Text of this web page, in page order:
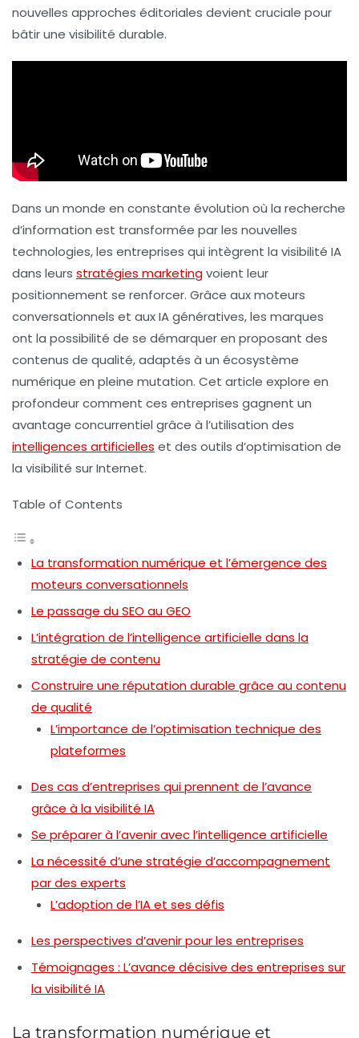
nouvelles approches éditoriales devient cruciale pour
bâtir une visibilité durable.
Dans un monde en constante évolution où la recherche
d’information est transformée par les nouvelles
technologies, les entreprises qui intègrent la visibilité IA
dans leurs stratégies marketingvoient leur
positionnement se renforcer. Grâce aux moteurs
conversationnels et aux IA génératives, les marques
ont la possibilité de se démarquer en proposant des
contenus de qualité, adaptés à un écosystème
numérique en pleine mutation. Cet article explore en
profondeur comment ces entreprises gagnent un
avantage concurrentiel grâce à l’utilisation des
intelligences artificielles et des outils d’optimisation de
la visibilité sur Internet.
Table of Contents
La transformation numérique et l’émergence des
moteurs conversationnels
Le passage du SEO au GEO
L’intégration de l’intelligence artificielle dans la
stratégie de contenu
Construire une réputation durable grâce au contenu
de qualité
L’importance de l’optimisation technique des
plateformes
Des cas d’entreprises qui prennent de l’avance
grâce à la visibilité IA
Se préparer à l’avenir avec l’intelligence artificielle
La nécessité d’une stratégie d’accompagnement
par des experts
L’adoption de l’IA et ses défis
Les perspectives d’avenir pour les entreprises
Témoignages : L’avance décisive des entreprises sur
la visibilité IA
La transformation numérique et